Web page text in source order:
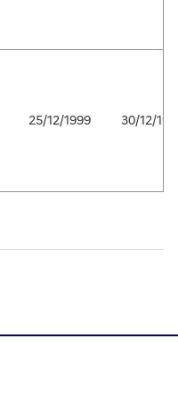
25/12/1999 30/12/